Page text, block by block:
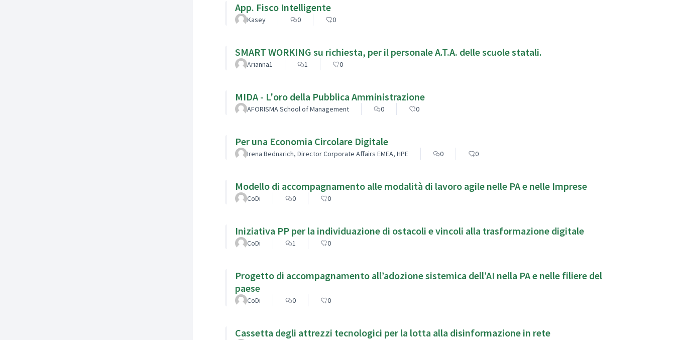
App. Fisco Intelligente
Kasey 0 0
SMART WORKING su richiesta, per il personale A.T.A. delle scuole statali.
Arianna1 1 0
MIDA - L'oro della Pubblica Amministrazione
AFORISMA School of Management 0 0
Per una Economia Circolare Digitale
Irena Bednarich, Director Corporate Affairs EMEA, HPE 0 0
Modello di accompagnamento alle modalità di lavoro agile nelle PA e nelle Imprese
CoDi 0 0
Iniziativa PP per la individuazione di ostacoli e vincoli alla trasformazione digitale
CoDi 1 0
Progetto di accompagnamento all’adozione sistemica dell’AI nella PA e nelle filiere del
paese
CoDi 0 0
Cassetta degli attrezzi tecnologici per la lotta alla disinformazione in rete